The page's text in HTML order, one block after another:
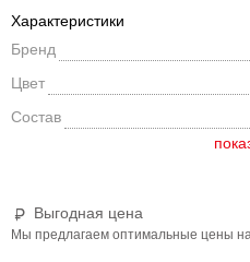
Сарафан для девочки - это
требования в одном наряде, его
специальных случаев, но и для
элемент гардероба. Сарафан
подчеркивает талию, создавая
молнией на спинке, которая
Выгодная цена
Мы предлагаем оптимальные цены
Характеристики
Бренд
Цвет
Состав